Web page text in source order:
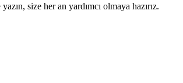
size her an yardımcı olmaya hazırız.